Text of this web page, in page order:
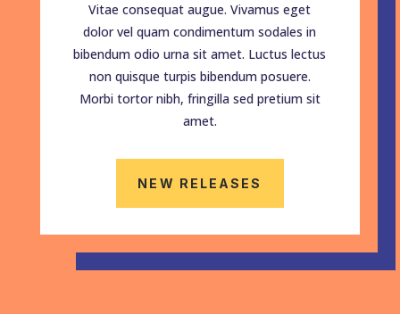
Vitae consequat augue. Vivamus eget
dolor vel quam condimentum sodales in
bibendum odio urna sit amet. Luctus lectus
non quisque turpis bibendum posuere.
Morbi tortor nibh, fringilla sed pretium sit
amet.
NEW RELEASES